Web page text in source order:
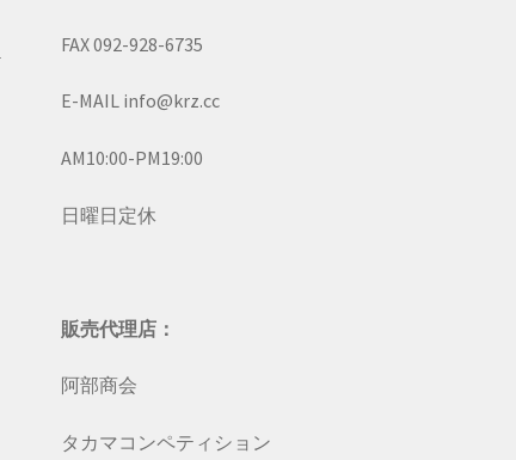
FAX 092-928-6735
E-MAIL info@krz.cc
AM10:00-PM19:00
日曜日定休
販売代理店：
阿部商会
タカマコンペティション